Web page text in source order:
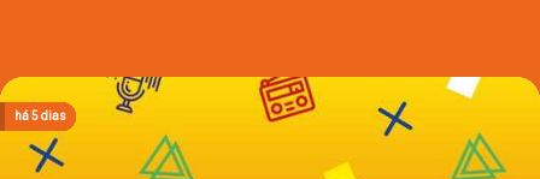
há 2 dias
há 2 dias
há 2 dias
há 2 dias
há 5 dias